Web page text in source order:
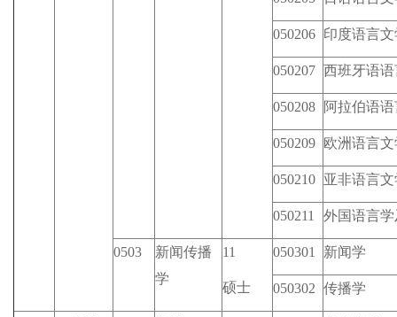
050206 印度语言文
050207 西班牙语
050208 阿拉伯语
050209 欧洲语言文
050210 亚非语言文
050211 外国语言
0503
新闻传播
学
11
硕士
050301 新闻学
050302 传播学